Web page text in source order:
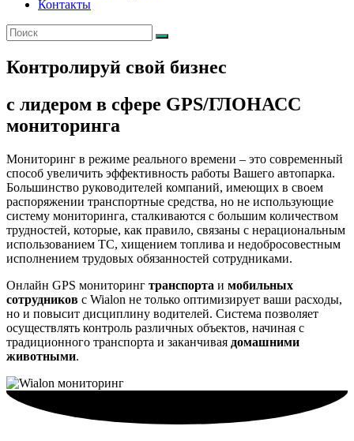
Контакты
Контролируй свой бизнес
с лидером в сфере GPS/ГЛОНАСС
мониторинга
Мониторинг в режиме реального времени – это современный
способ увеличить эффективность работы Вашего автопарка.
Большинство руководителей компаний, имеющих в своем
распоряжении транспортные средства, но не использующие
систему мониторинга, сталкиваются с большим количеством
трудностей, которые, как правило, связаны с нерациональным
использованием ТС, хищением топлива и недобросовестным
исполнением трудовых обязанностей сотрудниками.
Онлайн GPS мониторинг транспорта и мобильных
сотрудников с Wialon не только оптимизирует ваши расходы,
но и повысит дисциплину водителей. Система позволяет
осуществлять контроль различных объектов, начиная с
традиционного транспорта и заканчивая домашними
животными.